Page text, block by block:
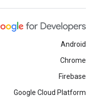
Android
Chrome
Firebase
Google Cloud Platform